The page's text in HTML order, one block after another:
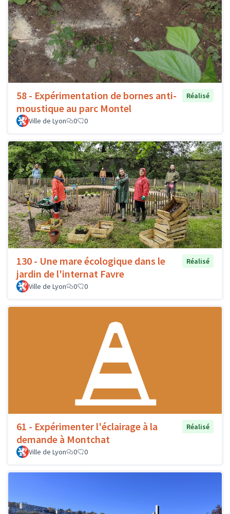
58 - Expérimentation de bornes anti-
moustique au parc Montel
Réalisé
Ville de Lyon 0 0
130 - Une mare écologique dans le
jardin de l'internat Favre
Réalisé
Ville de Lyon 0 0
61 - Expérimenter l'éclairage à la
demande à Montchat
Réalisé
Ville de Lyon 0 0